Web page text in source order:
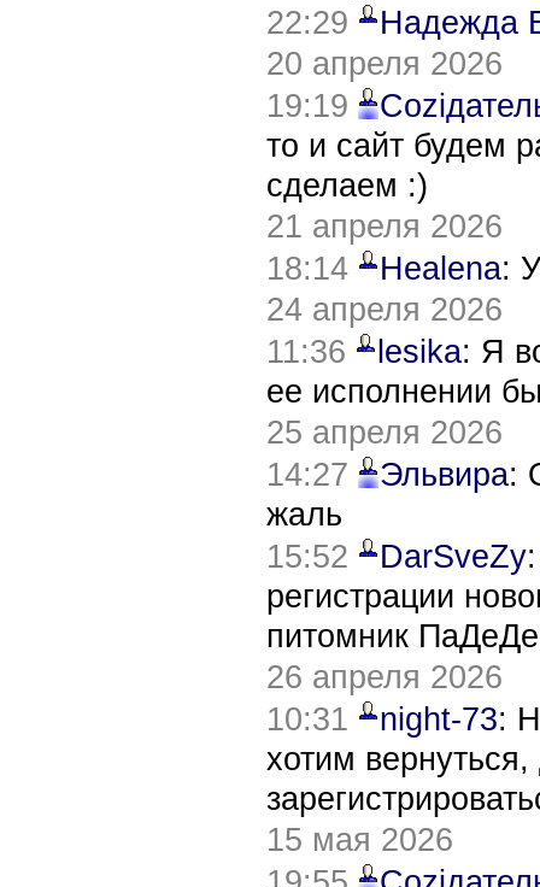
22:29
Надежда
20 апреля 2026
19:19
то и сайт будем
сделаем :)
21 апреля 2026
18:14
Healena:
24 апреля 2026
11:36
lesika: Я
ее исполнении
25 апреля 2026
14:27
Эльвира:
жаль
15:52
DarSveZy
регистрации
питомник
26 апреля 2026
10:31
night-73:
хотим
15 мая 2026